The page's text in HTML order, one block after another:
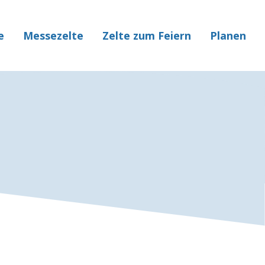
Messezelte Zelte zum Feiern Planen